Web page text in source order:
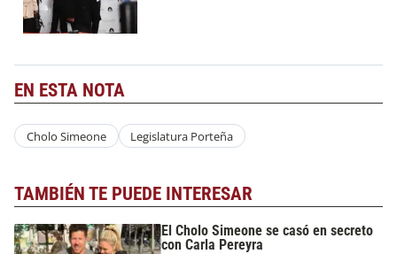
EN ESTA NOTA
Cholo Simeone Legislatura Porteña
TAMBIÉN TE PUEDE INTERESAR
El Cholo Simeone se casó en secreto
con Carla Pereyra